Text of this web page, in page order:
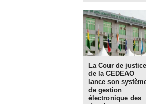
La Cour de justice
de la CEDEAO
lance son
de gestion
électronique des